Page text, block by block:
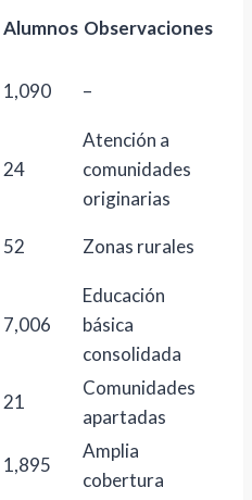
Alumnos Observaciones
1,090 –
24
Atención a
comunidades
originarias
52 Zonas rurales
7,006
Educación
básica
consolidada
21
Comunidades
apartadas
1,895
Amplia
cobertura